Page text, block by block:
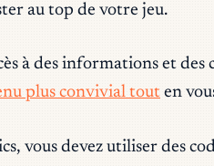
au top de votre jeu.
à des informations et
plus convivial tout en
vous devez utiliser des